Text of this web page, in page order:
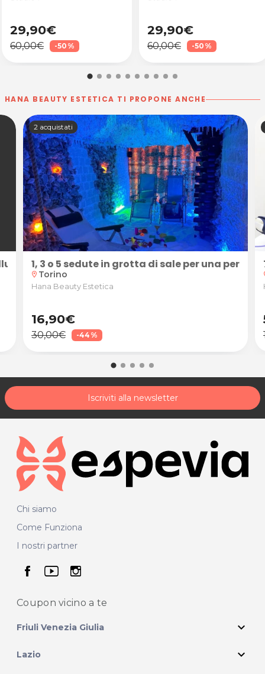
29,90€
60,00€ -50%
29,90€
60,00€ -50%
HANA BEAUTY ESTETICA TI PROPONE ANCHE
e drenante da 45 minuti presso Hana Beauty
2 acquistati
1, 3 o 5 sedute in grotta di sale per una
location_on Torino
Hana Beauty Estetica
16,90€
30,00€ -44%
Iscriviti alla newsletter
Chi siamo
Come Funziona
I nostri partner
seguici su facebook
seguici su youtube
seguici su instagram
Coupon vicino a te
Friuli Venezia Giulia expand_more
Lazio expand_more